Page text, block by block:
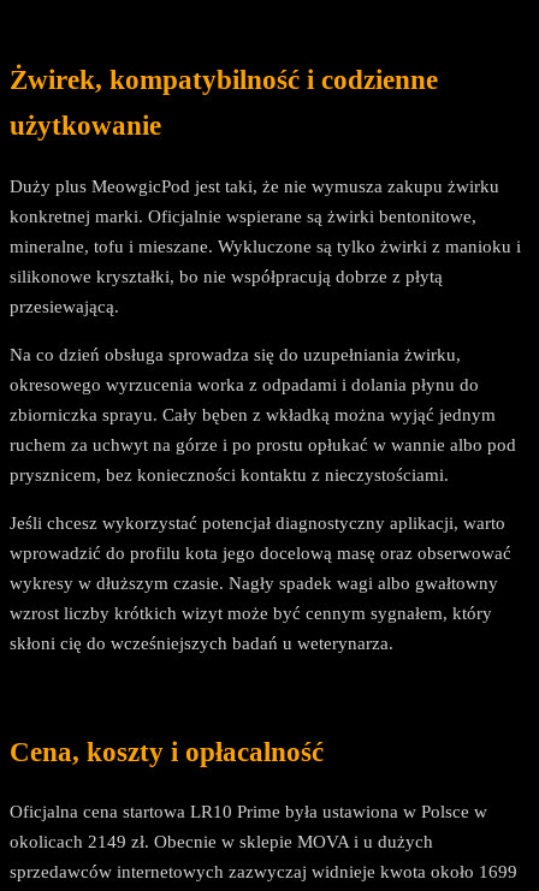
Żwirek, kompatybilność i codzienne
użytkowanie
Duży plus MeowgicPod jest taki, że nie wymusza zakupu żwirku
konkretnej marki. Oficjalnie wspierane są żwirki bentonitowe,
mineralne, tofu i mieszane. Wykluczone są tylko żwirki z manioku i
silikonowe kryształki, bo nie współpracują dobrze z płytą
przesiewającą.
Na co dzień obsługa sprowadza się do uzupełniania żwirku,
okresowego wyrzucenia worka z odpadami i dolania płynu do
zbiorniczka sprayu. Cały bęben z wkładką można wyjąć jednym
ruchem za uchwyt na górze i po prostu opłukać w wannie albo pod
prysznicem, bez konieczności kontaktu z nieczystościami.
Jeśli chcesz wykorzystać potencjał diagnostyczny aplikacji, warto
wprowadzić do profilu kota jego docelową masę oraz obserwować
wykresy w dłuższym czasie. Nagły spadek wagi albo gwałtowny
wzrost liczby krótkich wizyt może być cennym sygnałem, który
skłoni cię do wcześniejszych badań u weterynarza.
Cena, koszty i opłacalność
Oficjalna cena startowa LR10 Prime była ustawiona w Polsce w
okolicach 2149 zł. Obecnie w sklepie MOVA i u dużych
sprzedawców internetowych zazwyczaj widnieje kwota około 1699